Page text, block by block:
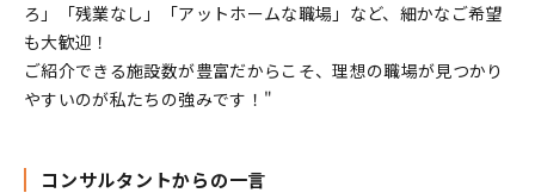
ろ」「残業なし」「アットホームな職場」など、細かなご希望
も大歓迎！
ご紹介できる施設数が豊富だからこそ、理想の職場が見つかり
やすいのが私たちの強みです！"
コンサルタントからの一言